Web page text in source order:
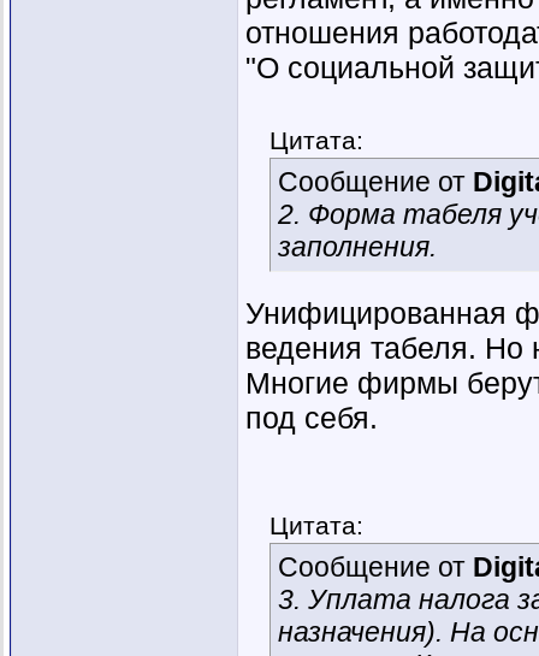
отношения
"О социальной
Цитата:
Сообщение от
2. Форма табеля
заполнения.
Унифицированная
ведения табеля. Но
Многие фирмы
под себя.
Цитата:
Сообщение от
3. Уплата налога
назначения). На